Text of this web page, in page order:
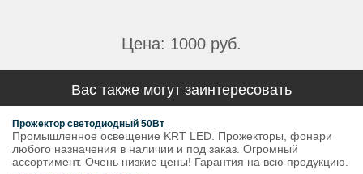
Цена: 1000 руб.
Вас также могут заинтересовать
Прожектор светодиодный 50Вт
Промышленное освещение KRT LED. Прожекторы, фонари
любого назначения в наличии и под заказ. Огромный
ассортимент. Очень низкие цены! Гарантия на всю продукцию.